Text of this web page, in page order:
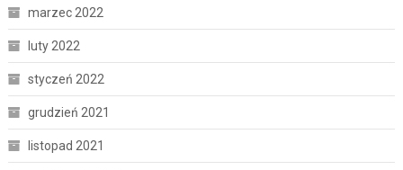
marzec 2022
luty 2022
styczeń 2022
grudzień 2021
listopad 2021